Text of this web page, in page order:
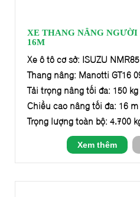
XE THANG NÂNG
16M
Xe ô tô cơ sở: ISUZU
Thang nâng: Manotti GT16-
Tải trọng nâng tối đa: 150 kg
Chiều cao nâng tối đa: 16 m
Trọng lượng toàn bộ: 4.700
Xem thêm